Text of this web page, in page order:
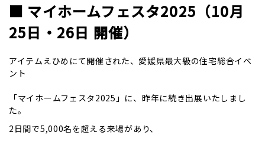
■ マイホームフェスタ2025（10月
25日・26日 開催）
アイテムえひめにて開催された、愛媛県最大級の住宅総合イベ
ント
「マイホームフェスタ2025」に、昨年に続き出展いたしまし
た。
2日間で5,000名を超える来場があり、